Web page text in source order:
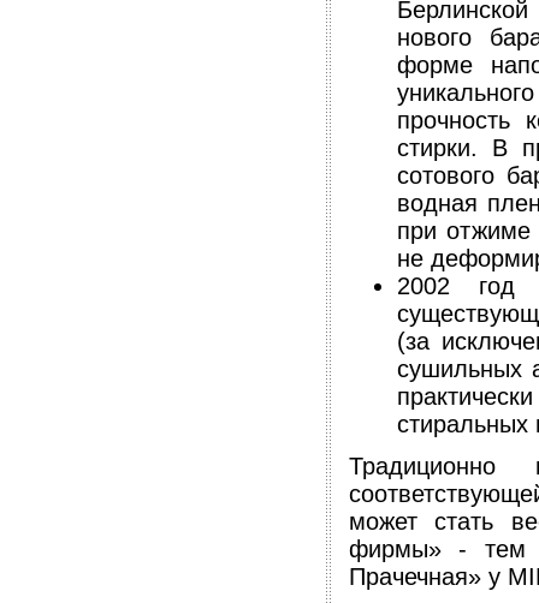
нового
форме
прочность
стирки. В
сотового
водная
при отжиме
не
2002 год
(за
сушильных
может стать
фирмы» - тем
Прачечная» у